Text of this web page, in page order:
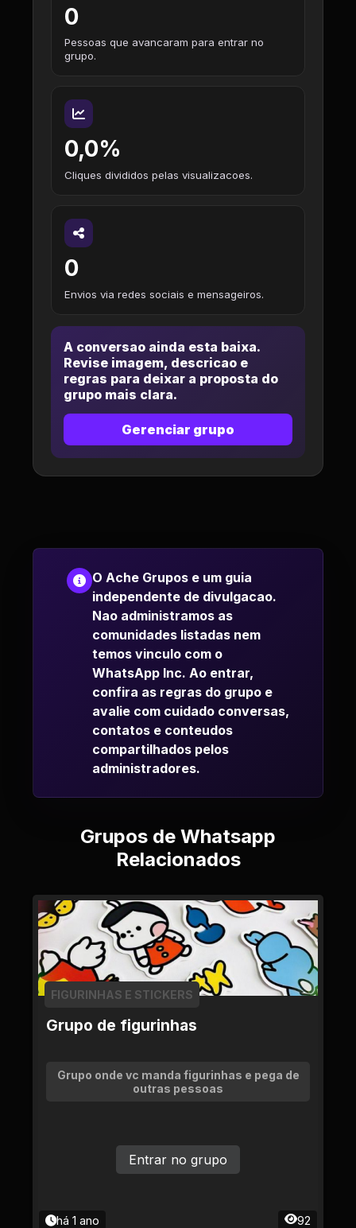
0
Pessoas que avancaram para entrar no
grupo.
0,0%
Cliques divididos pelas visualizacoes.
0
Envios via redes sociais e mensageiros.
A conversao ainda esta baixa.
Revise imagem, descricao e
regras para deixar a proposta do
grupo mais clara.
Gerenciar grupo
O Ache Grupos e um guia
independente de divulgacao.
Nao administramos as
comunidades listadas nem
temos vinculo com o
WhatsApp Inc. Ao entrar,
confira as regras do grupo e
avalie com cuidado conversas,
contatos e conteudos
compartilhados pelos
administradores.
Grupos de Whatsapp
Relacionados
Grupo de figurinhas
FIGURINHAS E STICKERS
Grupo onde vc manda figurinhas e pega de
outras pessoas
há 1 ano 92
Entrar no grupo